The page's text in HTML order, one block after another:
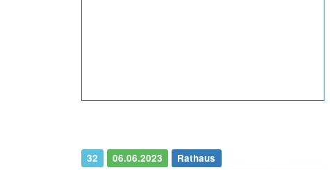
32 06.06.2023 Rathaus